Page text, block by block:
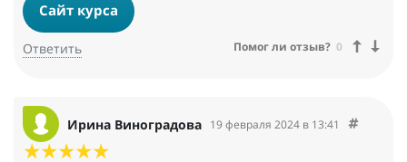
Сайт курса
Ответить Помог ли отзыв? 0
Ирина Виноградова 19 февраля 2024 в 13:41